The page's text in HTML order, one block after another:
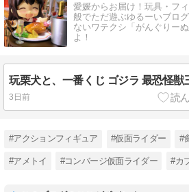
愛媛からお届け！玩具・フ
般でただ遊ぶゆるーいブロ
ないワテクシ「がんぐりー
よ！
3日前
#アクションフィギュア #仮面ライダー #
#アメトイ #コンバージ仮面ライダー #カ